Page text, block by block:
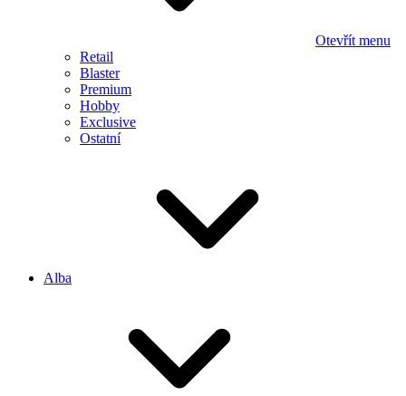
Otevřít menu
Retail
Blaster
Premium
Hobby
Exclusive
Ostatní
Alba